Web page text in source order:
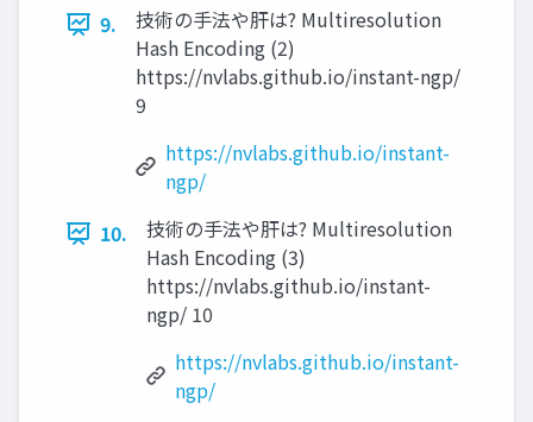
9.
技術の手法や肝は? Multiresolution
Hash Encoding (2)
https://nvlabs.github.io/instant-ngp/
9
https://nvlabs.github.io/instant-
ngp/
10.
技術の手法や肝は? Multiresolution
Hash Encoding (3)
https://nvlabs.github.io/instant-
ngp/ 10
https://nvlabs.github.io/instant-
ngp/